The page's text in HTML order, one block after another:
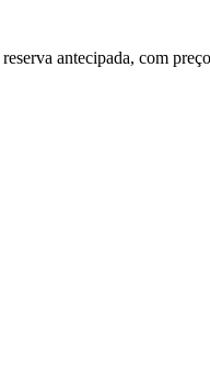
antecipada, com